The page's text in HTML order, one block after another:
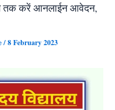
तक करें आनलाईन आवेदन,
/8 February 2023